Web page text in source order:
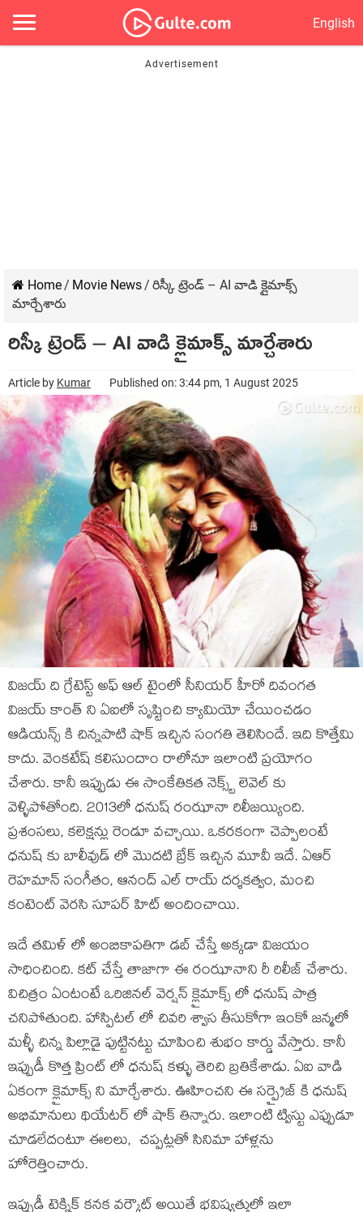
English
Home/ Movie News/ రిస్కీ ట్రెండ్ – AI వాడి క్లైమాక్స్
మార్చేశారు
రిస్కీ ట్రెండ్ – AI వాడి క్లైమాక్స్ మార్చేశారు
Article by Kumar Published on: 3:44 pm, 1 August 2025
విజయ్ ది గ్రేటెస్ట్ అఫ్ ఆల్ టైంలో సీనియర్ హీరో దివంగత
విజయ్ కాంత్ ని ఏఐలో సృష్టించి క్యామియో చేయించడం
ఆడియన్స్ కి చిన్నపాటి షాక్ ఇచ్చిన సంగతి తెలిసిందే. ఇది కొత్తేమి
కాదు. వెంకటేష్ కలిసుందాం రాలోనూ ఇలాంటి ప్రయోగం
చేశారు. కానీ ఇప్పుడు ఈ సాంకేతికత నెక్స్ట్ లెవెల్ కు
వెళ్ళిపోతోంది. 2013లో ధనుష్ రంఝానా రిలీజయ్యింది.
ప్రశంసలు, కలెక్షన్లు రెండూ వచ్చాయి. ఒకరకంగా చెప్పాలంటే
ధనుష్ కు బాలీవుడ్ లో మొదటి బ్రేక్ ఇచ్చిన మూవీ ఇదే. ఏఆర్
రెహమాన్ సంగీతం, ఆనంద్ ఎల్ రాయ్ దర్శకత్వం, మంచి
కంటెంట్ వెరసి సూపర్ హిట్ అందించాయి.
ఇదే తమిళ్ లో అంబికాపతిగా డబ్ చేస్తే అక్కడా విజయం
సాధించింది. కట్ చేస్తే తాజాగా ఈ రంఝానాని రీ రిలీజ్ చేశారు.
విచిత్రం ఏంటంటే ఒరిజినల్ వెర్షన్ క్లైమాక్స్ లో ధనుష్ పాత్ర
చనిపోతుంది. హాస్పిటల్ లో చివరి శ్వాస తీసుకోగా ఇంకో జన్మలో
మళ్ళీ చిన్న పిల్లాడై పుట్టినట్టు చూపించి శుభం కార్డు వేస్తారు. కానీ
ఇప్పుడీ కొత్త ప్రింట్ లో ధనుష్ కళ్ళు తెరిచి బ్రతికేశాడు. ఏఐ వాడి
ఏకంగా క్లైమాక్స్ ని మార్చేశారు. ఊహించని ఈ సర్ప్రైజ్ కి ధనుష్
అభిమానులు థియేటర్ లో షాక్ తిన్నారు. ఇలాంటి ట్విస్టు ఎప్పుడూ
చూడలేదంటూ ఈలలు, చప్పట్లతో సినిమా హాళ్లను
హోరెత్తించారు.
ఇప్పుడీ టెక్నిక్ కనక వర్కౌట్ అయితే భవిష్యత్తులో ఇలా